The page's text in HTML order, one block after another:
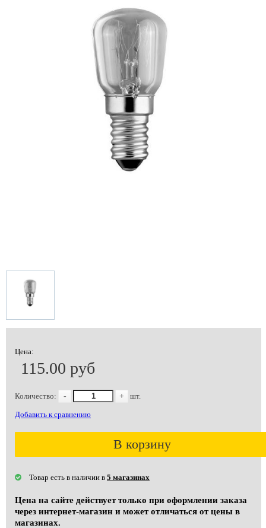
Цена:
115.00 руб
Количество: - + шт.
Добавить к сравнению
В корзину
Товар есть в наличии в 5 магазинах
Цена на сайте действует только при оформлении заказа
через интернет-магазин и может отличаться от цены в
магазинах.